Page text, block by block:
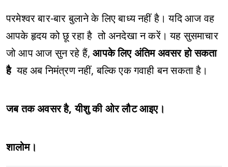
परमेश्वर बार-बार बुलाने के लिए बाध्य नहीं है। यदि आज वह
आपके हृदय को छू रहा है तो अनदेखा न करें। यह सुसमाचार
जो आप आज सुन रहे हैं,आपके लिए अंतिम अवसर हो सकता
हैयह अब निमंत्रण नहीं, बल्कि एक गवाही बन सकता है।
जब तक अवसर है, यीशु की ओर लौट आइए।
शालोम।